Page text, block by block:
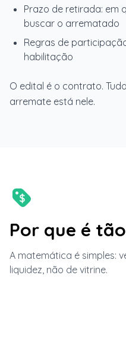
Prazo de retirada: em
buscar o arrematado
Regras de
habilitação
O edital é o contrato.
arremate está nele.
Por que é
A matemática é simples:
liquidez, não de vitrine.